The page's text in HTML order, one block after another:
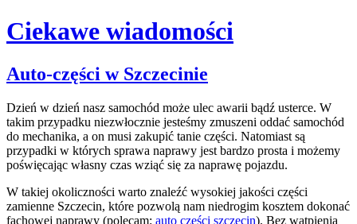
Ciekawe wiadomości
Skip
to
Auto-części w Szczecinie
Dzień w dzień nasz samochód może ulec awarii bądź usterce. W
takim przypadku niezwłocznie jesteśmy zmuszeni oddać samochód
do mechanika, a on musi zakupić tanie części. Natomiast są
przypadki w których sprawa naprawy jest bardzo prosta i możemy
poświęcając własny czas wziąć się za naprawę pojazdu.
W takiej okoliczności warto znaleźć wysokiej jakości części
zamienne Szczecin, które pozwolą nam niedrogim kosztem dokonać
fachowej naprawy (polecam: auto części szczecin). Bez wątpienia